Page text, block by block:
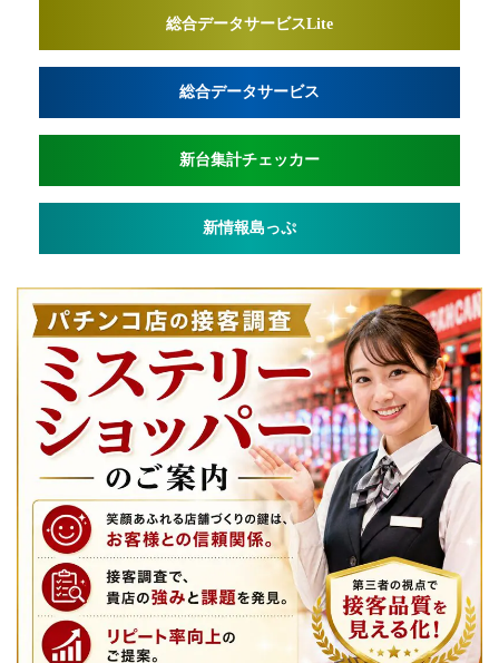
総合データサービスLite
総合データサービス
新台集計チェッカー
新情報島っぷ